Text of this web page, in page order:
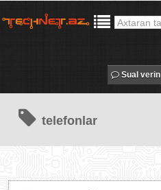
Sual verin
telefonlar